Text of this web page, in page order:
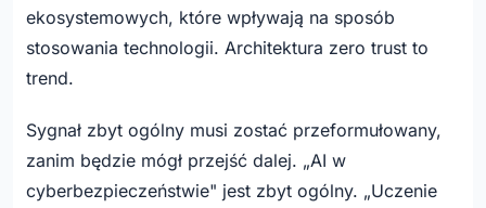
ekosystemowych, które wpływają na sposób
stosowania technologii. Architektura zero trust to
trend.
Sygnał zbyt ogólny musi zostać przeformułowany,
zanim będzie mógł przejść dalej. „AI w
cyberbezpieczeństwie" jest zbyt ogólny. „Uczenie